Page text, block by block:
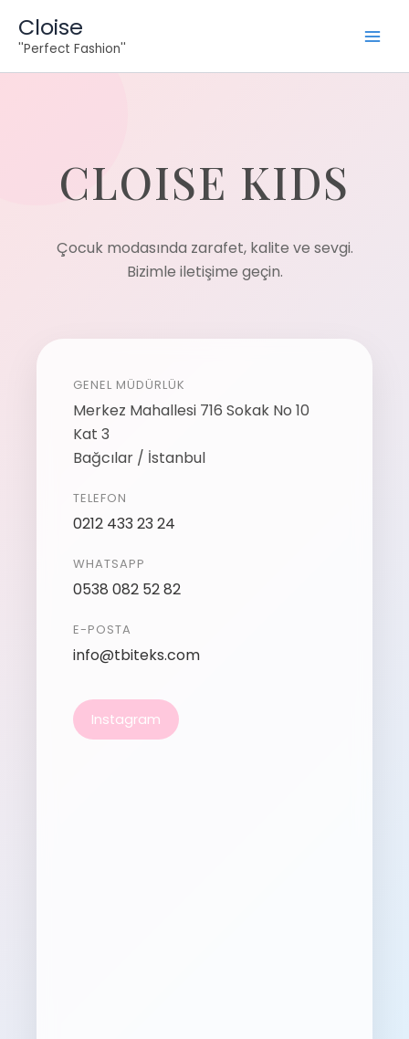
atlaCloise
''Perfect Fashion''
CLOISE KIDS
Çocuk modasında zarafet, kalite ve sevgi.
Bizimle iletişime geçin.
GENEL MÜDÜRLÜK
Merkez Mahallesi 716 Sokak No 10
Kat 3
Bağcılar / İstanbul
TELEFON
0212 433 23 24
WHATSAPP
0538 082 52 82
E-POSTA
info@tbiteks.com
Instagram